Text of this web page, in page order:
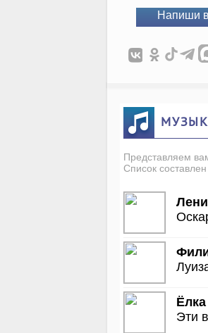
Напиши
Представляем
Список составлен
Ёлка
Эти